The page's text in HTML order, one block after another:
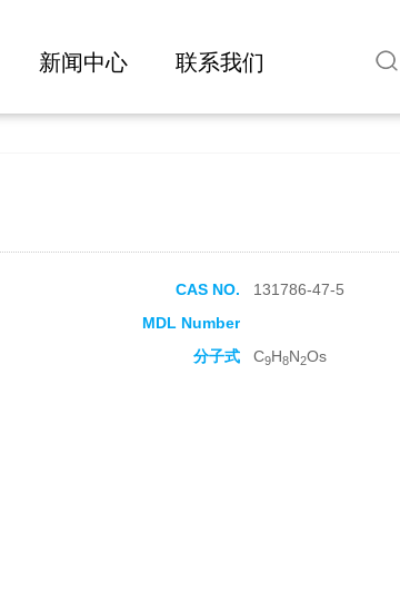
新闻中心 联系我们
CAS NO.
131786-47-5
MDL Number
分子式 C9H8N2Os